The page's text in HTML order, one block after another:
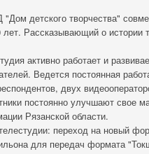
детского творчества"
Рассказывающий о истории
активно работает и
Ведется постоянная
двух
постоянно улучшают свое
Рязанской области.
переход на новый
для передач формата